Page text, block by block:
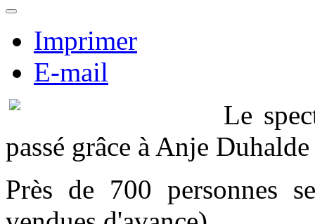
Imprimer
E-mail
Le
passé grâce à Anje
Près de 700 personnes